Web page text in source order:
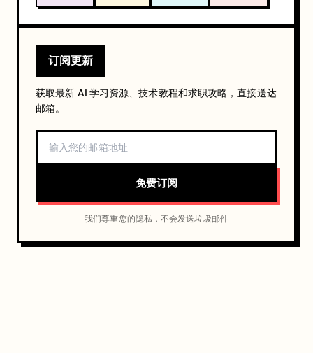
订阅更新
获取最新 AI 学习资源、技术教程和求职攻略，直接送达
邮箱。
免费订阅
我们尊重您的隐私，不会发送垃圾邮件